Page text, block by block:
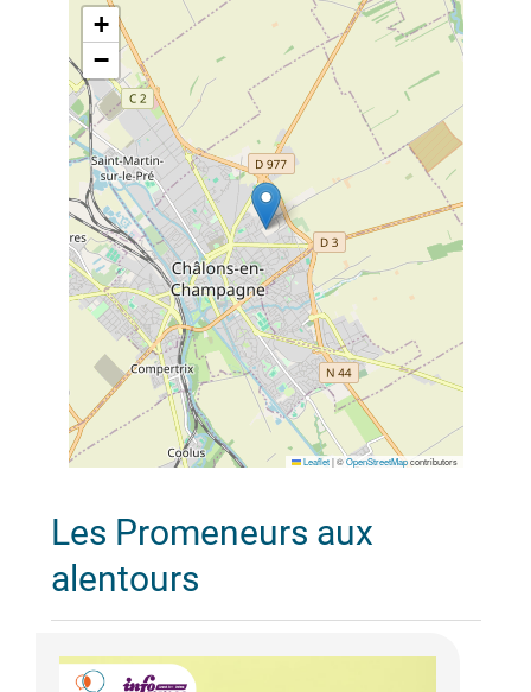
+
−
Leaflet |©OpenStreetMapcontributors
Les Promeneurs aux
alentours